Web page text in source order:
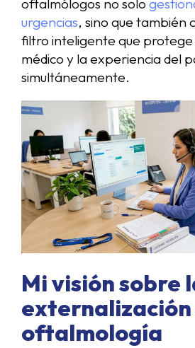
oftalmólogos no solo
urgencias, sino que también
filtro inteligente que
médico y la experiencia del
simultáneamente.
Mi visión sobre
externalización
oftalmología